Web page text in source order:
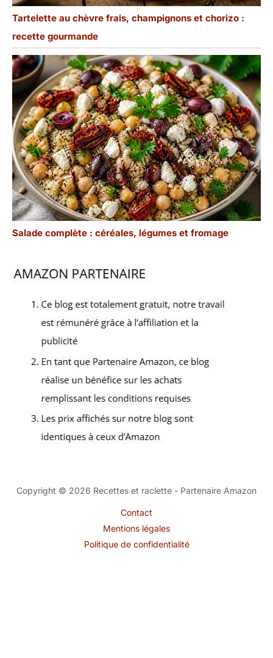
Tartelette au chèvre frais, champignons et chorizo :
recette gourmande
Salade complète : céréales, légumes et fromage
Copyright © 2026 Recettes et raclette - Partenaire Amazon
Contact
Mentions légales
Politique de confidentialité